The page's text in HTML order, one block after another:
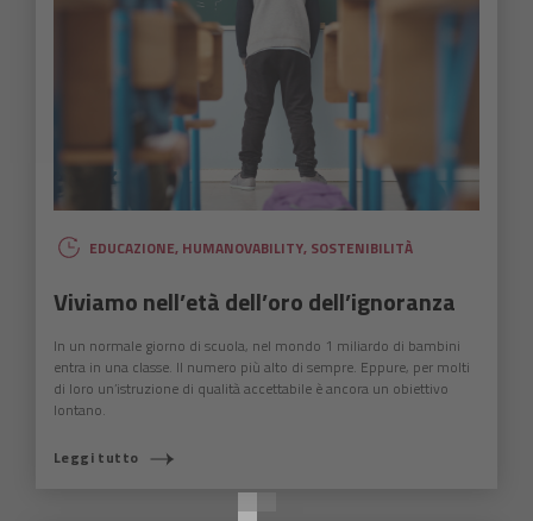
EDUCAZIONE, HUMANOVABILITY, SOSTENIBILITÀ
Viviamo nell’età dell’oro dell’ignoranza
In un normale giorno di scuola, nel mondo 1 miliardo di bambini
entra in una classe. Il numero più alto di sempre. Eppure, per molti
di loro un’istruzione di qualità accettabile è ancora un obiettivo
lontano.
Leggi tuttoCOSA STAI CERCANDO?